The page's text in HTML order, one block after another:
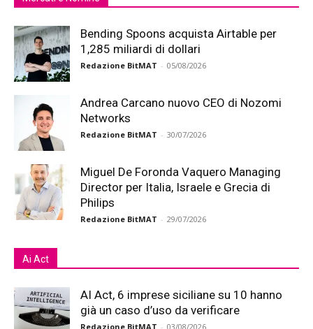
Bending Spoons acquista Airtable per
1,285 miliardi di dollari
Redazione BitMAT - 05/08/2026
Andrea Carcano nuovo CEO di Nozomi
Networks
Redazione BitMAT - 30/07/2026
Miguel De Foronda Vaquero Managing
Director per Italia, Israele e Grecia di
Philips
Redazione BitMAT - 29/07/2026
Ai Act
AI Act, 6 imprese siciliane su 10 hanno
già un caso d’uso da verificare
Redazione BitMAT - 03/08/2026